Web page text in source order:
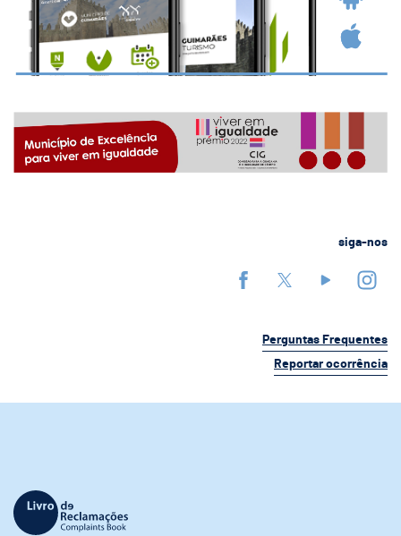
siga-nos
Perguntas Frequentes
Reportar ocorrência